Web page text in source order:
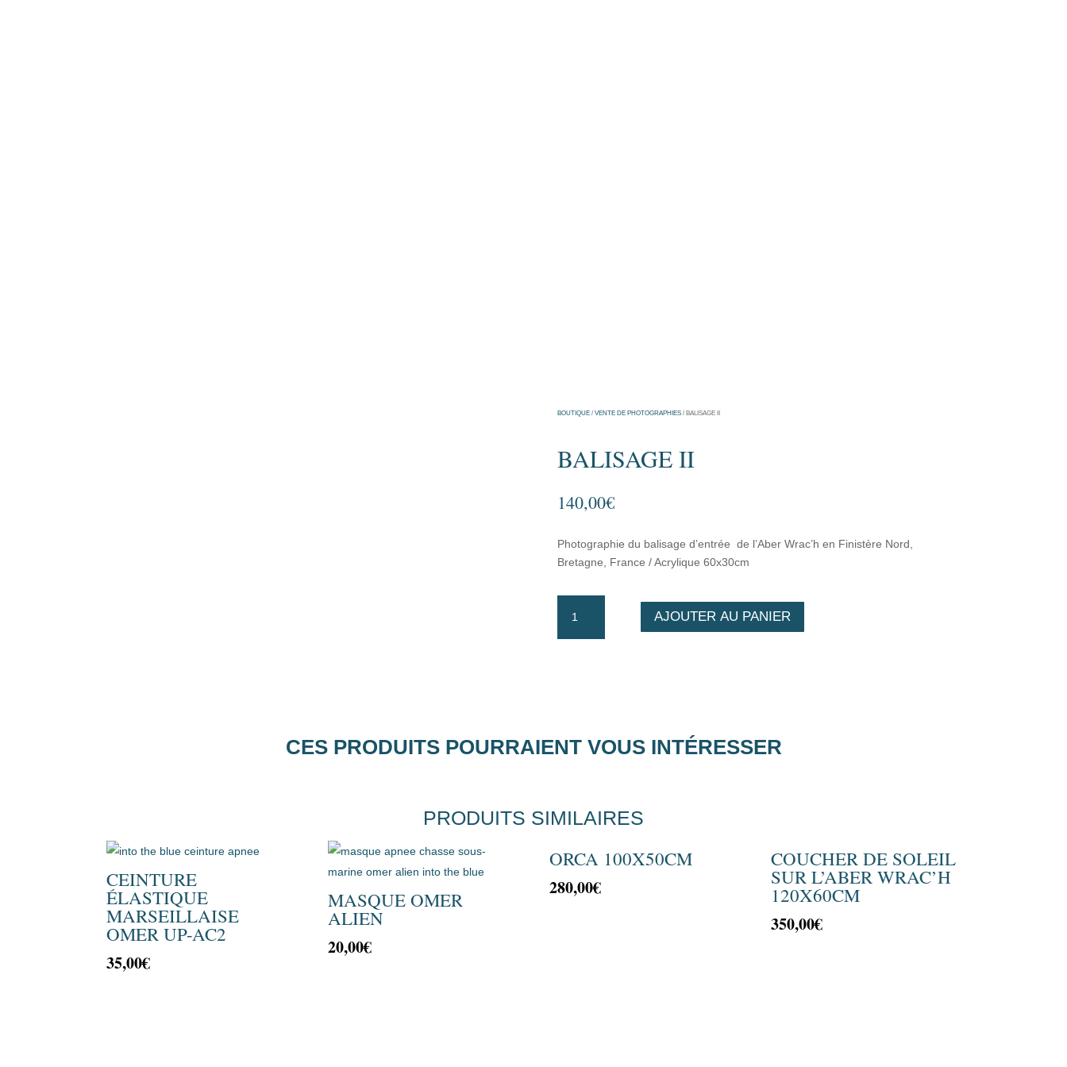
BOUTIQUE/ VENTE DE PHOTOGRAPHIES/ BALISAGE II
BALISAGE II
140,00€
Photographie du balisage d’entrée de l’Aber Wrac’h en Finistère Nord,
Bretagne, France / Acrylique 60x30cm
Balisage
AJOUTER AU PANIER
CES PRODUITS POURRAIENT VOUS INTÉRESSER
PRODUITS SIMILAIRES
CEINTURE
ÉLASTIQUE
MARSEILLAISE
OMER UP-AC2
35,00€
MASQUE OMER
ALIEN
20,00€
ORCA 100X50CM
280,00€
COUCHER DE SOLEIL
SUR L’ABER WRAC’H
120X60CM
350,00€